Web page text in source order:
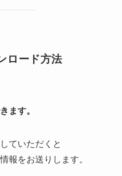
ロード方法
ます。
ていただくと
報をお送りします。